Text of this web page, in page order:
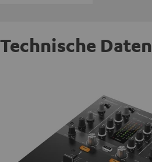
Technische Daten